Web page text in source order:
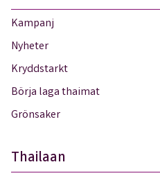
Kampanj
Nyheter
Kryddstarkt
Börja laga thaimat
Grönsaker
Thailaan